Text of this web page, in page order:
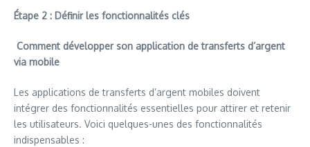
Étape 2 : Définir les fonctionnalités clés
Comment développer son application de transferts d’argent
via mobile
Les applications de transferts d’argent mobiles doivent
intégrer des fonctionnalités essentielles pour attirer et retenir
les utilisateurs. Voici quelques-unes des fonctionnalités
indispensables :